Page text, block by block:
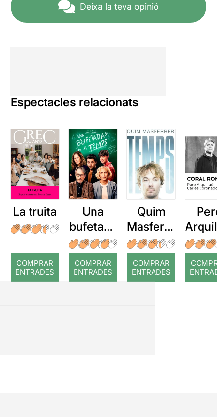
dos anys que, juntament
que la caracteritza amb la
per a l’emancipació de la
dona. Reivindicativa i
sincera, esdevé un motiu
excel·lent per visitar les
propostes de petit format i
deixar-se sorprendre.
Vecindario és un cant a la
llibertat personal, a ser
nosaltres mateixes, a
Deixa la teva opinió
Espectacles relacionats
La truita
COMPRAR
ENTRADES
Una
bufetada
a temps
COMPRAR
ENTRADES
Quim
Masferre
r: Temps
COMPRAR
ENTRADES
: